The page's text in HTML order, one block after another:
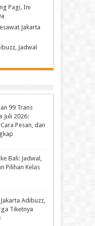
Pagi, Ini
Jakarta
Jadwal
99 Trans
Juli 2026:
Pesan, dan
Bali: Jadwal,
Pilihan Kelas
Adibuzz,
Tiketnya